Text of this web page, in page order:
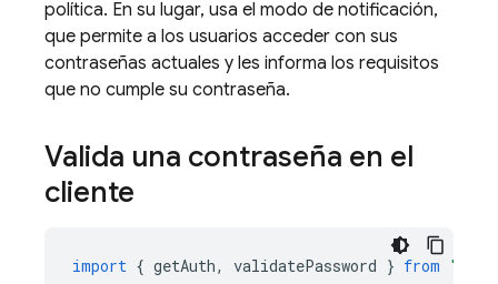
política. En su lugar, usa el modo de notificación,
que permite a los usuarios acceder con sus
contraseñas actuales y les informa los requisitos
que no cumple su contraseña.
Valida una contraseña en el
cliente
import { getAuth, validatePassword } from